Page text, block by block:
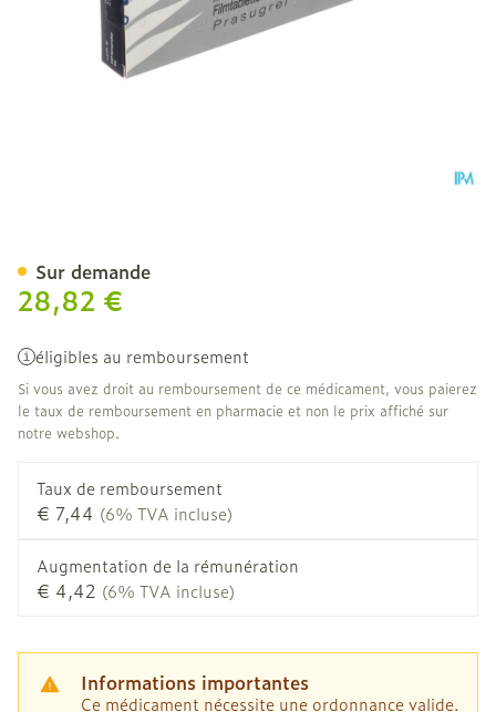
28,82 €
éligibles au remboursement
Si vous avez droit au remboursement de ce médicament, vous paierez
le taux de remboursement en pharmacie et non le prix affiché sur
notre webshop.
Taux de remboursement
€ 7,44 (6% TVA incluse)
Augmentation de la rémunération
€ 4,42 (6% TVA incluse)
Informations importantes
Ce médicament nécessite une ordonnance valide.
Sur demande